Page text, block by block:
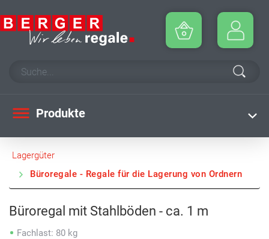
Produkte
Lagergüter
Büroregale - Regale für die Lagerung von Ordnern
Büroregal mit Stahlböden - ca. 1 m
Fachlast: 80 kg